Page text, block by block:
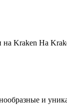
Kraken На
и